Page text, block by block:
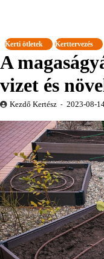
Kerti ötletek Kerttervezés
A
vizet és
Kezdő Kertész 2023-08-